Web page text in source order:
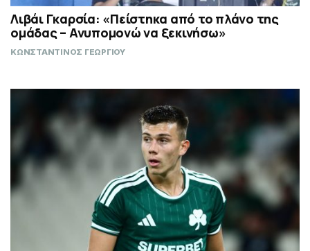
Λιβάι Γκαρσία: «Πείστηκα από το πλάνο της
ομάδας – Ανυπομονώ να ξεκινήσω»
ΚΩΝΣΤΑΝΤΙΝΟΣ ΓΕΩΡΓΙΟΥ